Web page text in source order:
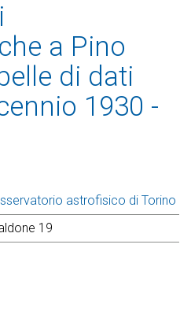
a Pino
di dati
1930 -
astrofisico di Torino
19